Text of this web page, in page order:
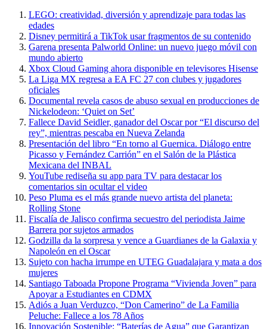
LEGO: creatividad, diversión y aprendizaje para todas las
edades
Disney permitirá a TikTok usar fragmentos de su contenido
Garena presenta Palworld Online: un nuevo juego móvil con
mundo abierto
Xbox Cloud Gaming ahora disponible en televisores Hisense
La Liga MX regresa a EA FC 27 con clubes y jugadores
oficiales
Documental revela casos de abuso sexual en producciones de
Nickelodeon: ‘Quiet on Set’
Fallece David Seidler, ganador del Oscar por “El discurso del
rey”, mientras pescaba en Nueva Zelanda
Presentación del libro “En torno al Guernica. Diálogo entre
Picasso y Fernández Carrión” en el Salón de la Plástica
Mexicana del INBAL
YouTube rediseña su app para TV para destacar los
comentarios sin ocultar el video
Peso Pluma es el más grande nuevo artista del planeta:
Rolling Stone
Fiscalía de Jalisco confirma secuestro del periodista Jaime
Barrera por sujetos armados
Godzilla da la sorpresa y vence a Guardianes de la Galaxia y
Napoleón en el Oscar
Sujeto con hacha irrumpe en UTEG Guadalajara y mata a dos
mujeres
Santiago Taboada Propone Programa “Vivienda Joven” para
Apoyar a Estudiantes en CDMX
Adiós a Juan Verduzco, “Don Camerino” de La Familia
Peluche: Fallece a los 78 Años
Innovación Sostenible: “Baterías de Agua” que Garantizan